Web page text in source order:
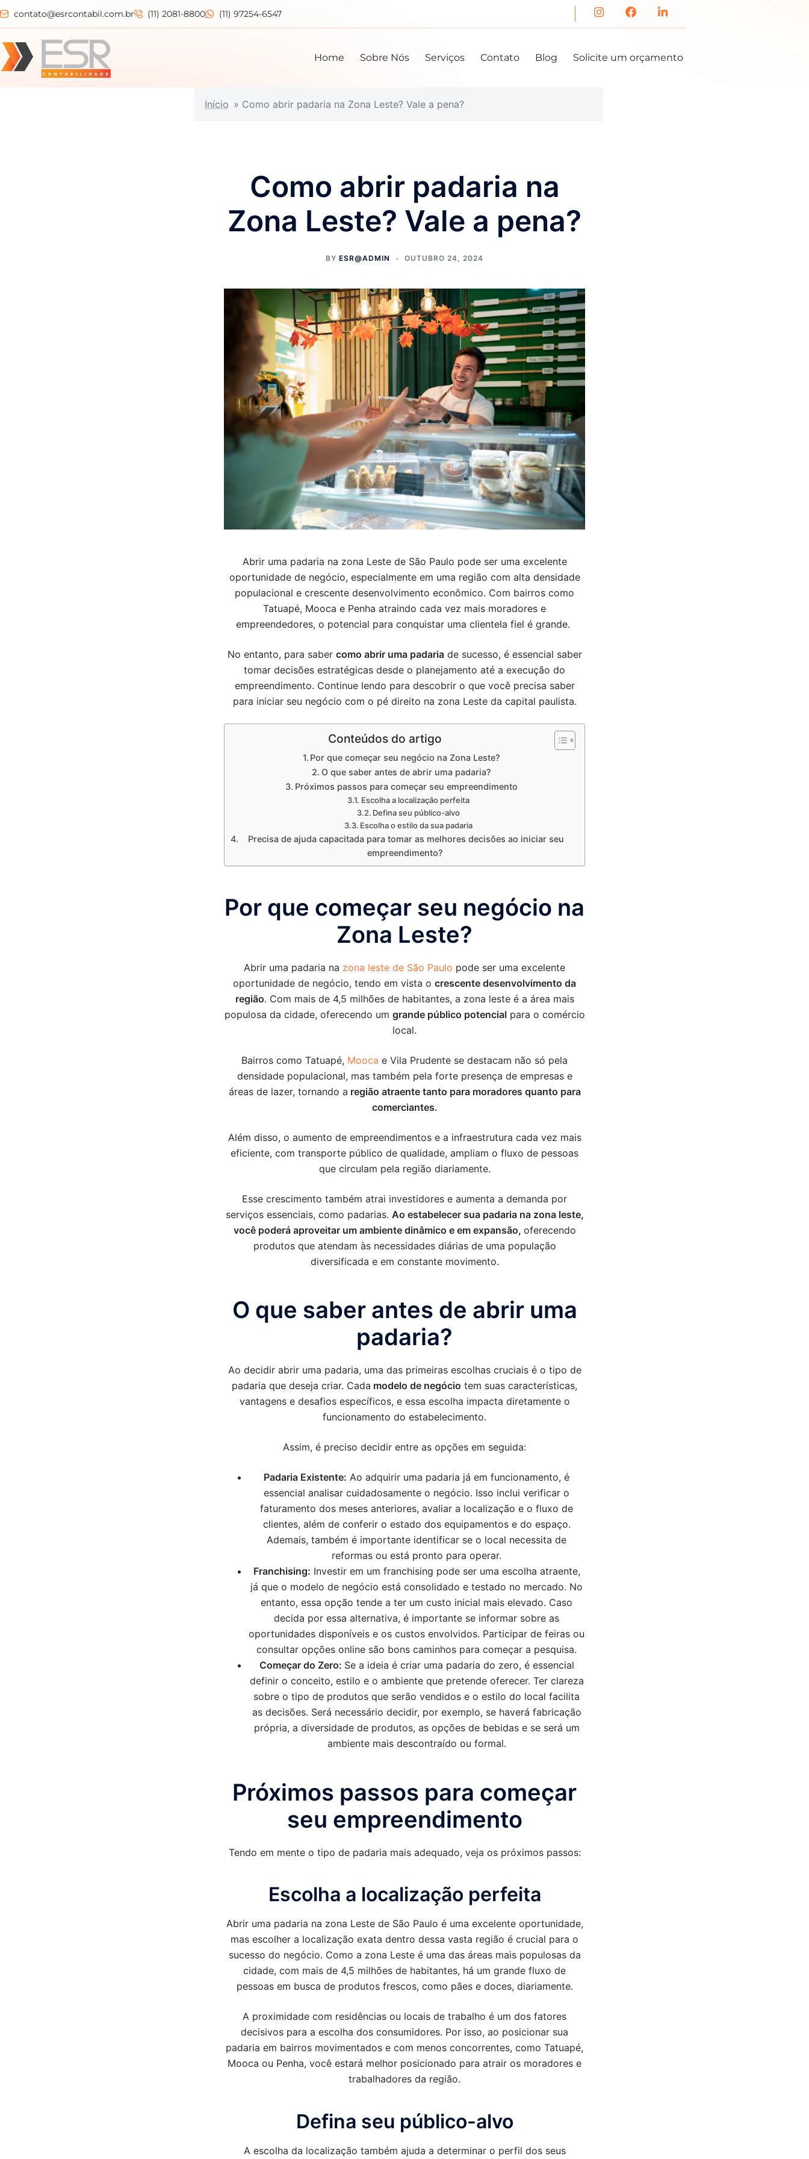
contato@esrcontabil.com.br (11) 2081-8800 (11) 97254-6547
Home Sobre Nós Serviços Contato Blog Solicite um orçamento
Início » Como abrir padaria na Zona Leste? Vale a pena?
Como abrir padaria na
Zona Leste? Vale a pena?
BY ESR@ADMIN OUTUBRO 24, 2024
Abrir uma padaria na zona Leste de São Paulo pode ser uma excelente
oportunidade de negócio, especialmente em uma região com alta densidade
populacional e crescente desenvolvimento econômico. Com bairros como
Tatuapé, Mooca e Penha atraindo cada vez mais moradores e
empreendedores, o potencial para conquistar uma clientela fiel é grande.
No entanto, para saber como abrir uma padariade sucesso, é essencial saber
tomar decisões estratégicas desde o planejamento até a execução do
empreendimento. Continue lendo para descobrir o que você precisa saber
para iniciar seu negócio com o pé direito na zona Leste da capital paulista.
Conteúdos do artigo
Por que começar seu negócio na Zona Leste?
O que saber antes de abrir uma padaria?
Próximos passos para começar seu empreendimento
Escolha a localização perfeita
Defina seu público-alvo
Escolha o estilo da sua padaria
Precisa de ajuda capacitada para tomar as melhores decisões ao iniciar seu
empreendimento?
Por que começar seu negócio na
Zona Leste?
Abrir uma padaria na zona leste de São Paulo pode ser uma excelente
oportunidade de negócio, tendo em vista o crescente desenvolvimento da
região. Com mais de 4,5 milhões de habitantes, a zona leste é a área mais
populosa da cidade, oferecendo um grande público potencial para o comércio
local.
Bairros como Tatuapé, Mooca e Vila Prudente se destacam não só pela
densidade populacional, mas também pela forte presença de empresas e
áreas de lazer, tornando a região atraente tanto para moradores quanto para
comerciantes.
Além disso, o aumento de empreendimentos e a infraestrutura cada vez mais
eficiente, com transporte público de qualidade, ampliam o fluxo de pessoas
que circulam pela região diariamente.
Esse crescimento também atrai investidores e aumenta a demanda por
serviços essenciais, como padarias. Ao estabelecer sua padaria na zona leste,
você poderá aproveitar um ambiente dinâmico e em expansão, oferecendo
produtos que atendam às necessidades diárias de uma população
diversificada e em constante movimento.
O que saber antes de abrir uma
padaria?
Ao decidir abrir uma padaria, uma das primeiras escolhas cruciais é o tipo de
padaria que deseja criar. Cada modelo de negócio tem suas características,
vantagens e desafios específicos, e essa escolha impacta diretamente o
funcionamento do estabelecimento.
Assim, é preciso decidir entre as opções em seguida:
Padaria Existente: Ao adquirir uma padaria já em funcionamento, é
essencial analisar cuidadosamente o negócio. Isso inclui verificar o
faturamento dos meses anteriores, avaliar a localização e o fluxo de
clientes, além de conferir o estado dos equipamentos e do espaço.
Ademais, também é importante identificar se o local necessita de
reformas ou está pronto para operar.
Franchising: Investir em um franchising pode ser uma escolha atraente,
já que o modelo de negócio está consolidado e testado no mercado. No
entanto, essa opção tende a ter um custo inicial mais elevado. Caso
decida por essa alternativa, é importante se informar sobre as
oportunidades disponíveis e os custos envolvidos. Participar de feiras ou
consultar opções online são bons caminhos para começar a pesquisa.
Começar do Zero: Se a ideia é criar uma padaria do zero, é essencial
definir o conceito, estilo e o ambiente que pretende oferecer. Ter clareza
sobre o tipo de produtos que serão vendidos e o estilo do local facilita
as decisões. Será necessário decidir, por exemplo, se haverá fabricação
própria, a diversidade de produtos, as opções de bebidas e se será um
ambiente mais descontraído ou formal.
Próximos passos para começar
seu empreendimento
Tendo em mente o tipo de padaria mais adequado, veja os próximos passos:
Escolha a localização perfeita
Abrir uma padaria na zona Leste de São Paulo é uma excelente oportunidade,
mas escolher a localização exata dentro dessa vasta região é crucial para o
sucesso do negócio. Como a zona Leste é uma das áreas mais populosas da
cidade, com mais de 4,5 milhões de habitantes, há um grande fluxo de
pessoas em busca de produtos frescos, como pães e doces, diariamente.
A proximidade com residências ou locais de trabalho é um dos fatores
decisivos para a escolha dos consumidores. Por isso, ao posicionar sua
padaria em bairros movimentados e com menos concorrentes, como Tatuapé,
Mooca ou Penha, você estará melhor posicionado para atrair os moradores e
trabalhadores da região.
Defina seu público-alvo
A escolha da localização também ajuda a determinar o perfil dos seus